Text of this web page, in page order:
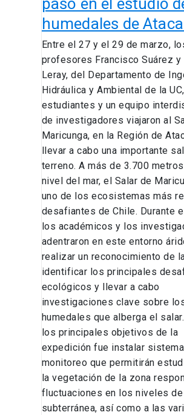
paso en el estudio
humedales de
Entre el 27 y el 29 de marzo,
profesores Francisco Suárez y
Leray, del Departamento de
Hidráulica y Ambiental de la
estudiantes y un equipo
de investigadores viajaron al
Maricunga, en la Región de
llevar a cabo una importante
terreno. A más de 3.700
nivel del mar, el Salar de
uno de los ecosistemas más
desafiantes de Chile. Durante
los académicos y los
adentraron en este entorno
realizar un reconocimiento de
identificar los principales
ecológicos y llevar a cabo
investigaciones clave sobre
humedales que alberga el
los principales objetivos de la
expedición fue instalar
monitoreo que permitirán
la vegetación de la zona
fluctuaciones en los niveles de
subterránea, así como a las
los
humedales
de
Atacama